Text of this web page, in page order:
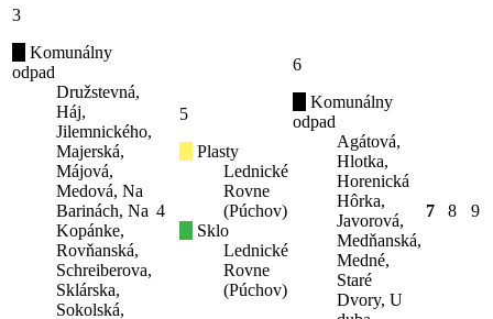
3
Komunálny
odpad
Družstevná,
Háj,
Jilemnického,
Majerská,
Májová,
Medová, Na
Barinách, Na
Kopánke,
Rovňanská,
Schreiberova,
Sklárska,
Sokolská,
4
5
Plasty
Lednické
Rovne
(Púchov)
Sklo
Lednické
Rovne
(Púchov)
6
Komunálny
odpad
Agátová,
Hlotka,
Horenická
Hôrka,
Javorová,
Medňanská,
Medné,
Staré
Dvory, U
7 8 9